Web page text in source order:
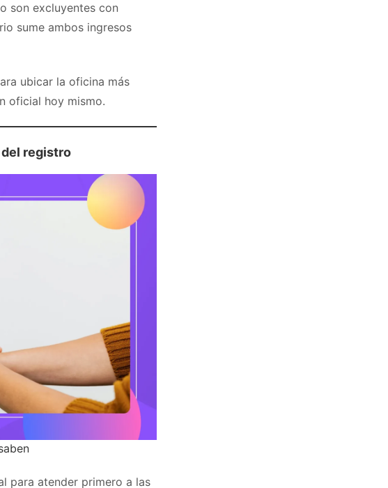
son excluyentes con
sume ambos ingresos
ubicar la oficina más
oficial hoy mismo.
registro
para atender primero a las